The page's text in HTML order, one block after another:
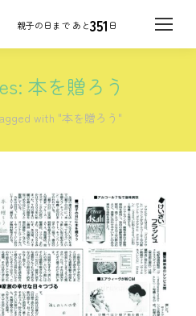
351 日
本を贈ろう
with "本を贈ろう"